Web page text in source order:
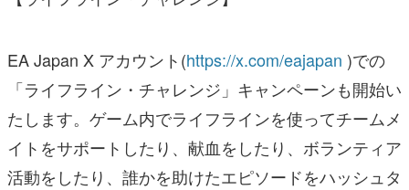
EA Japan X アカウント(https://x.com/eajapan )での
「ライフライン・チャレンジ」キャンペーンも開始い
たします。ゲーム内でライフラインを使ってチームメ
イトをサポートしたり、献血をしたり、ボランティア
活動をしたり、誰かを助けたエピソードをハッシュタ